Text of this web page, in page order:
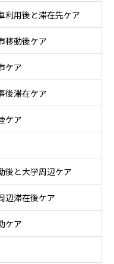
利用後と滞在先ケア
移動後ケア
ケア
後滞在ケア
ケア
後と大学周辺ケア
辺滞在後ケア
ケア